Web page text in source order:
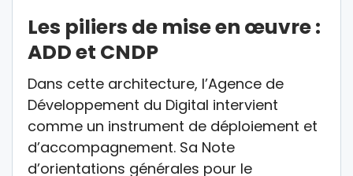
Les piliers de mise en œuvre :
ADD et CNDP
Dans cette architecture, l’Agence de
Développement du Digital intervient
comme un instrument de déploiement et
d’accompagnement. Sa Note
d’orientations générales pour le